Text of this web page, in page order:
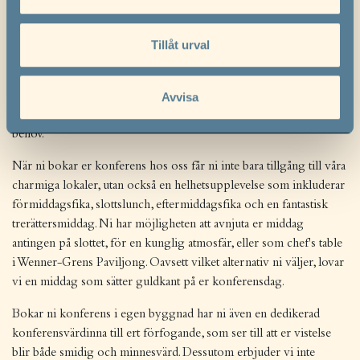
information som du har tillhandahållit eller som de har
samlat in när du har använt deras tjänster.
Tillåt urval
Avvisa
avskild konferensupplevelse i eget hus!
kan fördjupa er i arbete och samtidigt njuta av vår historiska och
vackra miljö. Vi erbjuder en unik kombination av elegans och
behov.
När ni bokar er konferens hos oss får ni inte bara tillgång till våra
charmiga lokaler, utan också en helhetsupplevelse som inkluderar
förmiddagsfika, slottslunch, eftermiddagsfika och en fantastisk
trerättersmiddag. Ni har möjligheten att avnjuta er middag
antingen på slottet, för en kunglig atmosfär, eller som chef's table
i Wenner-Grens Paviljong. Oavsett vilket alternativ ni väljer, lovar
vi en middag som sätter guldkant på er konferensdag.
Bokar ni konferens i egen byggnad har ni även en dedikerad
konferensvärdinna till ert förfogande, som ser till att er vistelse
blir både smidig och minnesvärd. Dessutom erbjuder vi inte